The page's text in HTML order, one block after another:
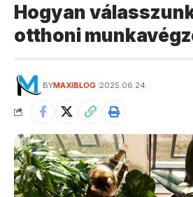
Hogyan
otthoni
BYMAXIBLOG 2025.06.24.